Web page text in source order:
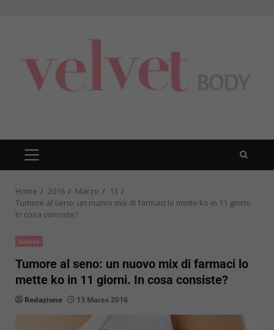
PRIMARY
MENU
Home 2016 Marzo
13
Tumore al seno: un nuovo mix di farmaci lo mette ko in 11 giorni.
In cosa consiste?
Salute
Tumore al seno: un nuovo mix di farmaci lo
mette ko in 11 giorni. In cosa consiste?
Redazione 13 Marzo 2016